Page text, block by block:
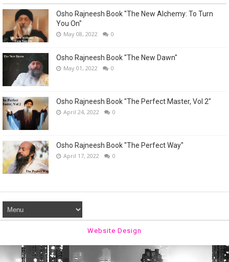
Osho Rajneesh Book "The New Alchemy: To Turn
You On"
May 08, 2022 0
Osho Rajneesh Book "The New Dawn"
May 01, 2022 0
Osho Rajneesh Book "The Perfect Master, Vol 2"
April 24, 2022 0
Osho Rajneesh Book "The Perfect Way"
April 17, 2022 0
Website Design